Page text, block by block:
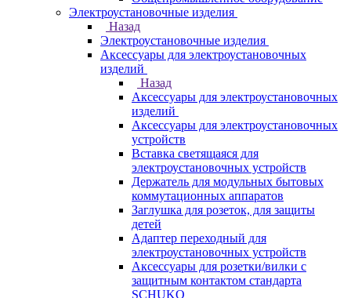
Электроустановочные изделия
Назад
Электроустановочные изделия
Аксессуары для электроустановочных
изделий
Назад
Аксессуары для электроустановочных
изделий
Аксессуары для электроустановочных
устройств
Вставка светящаяся для
электроустановочных устройств
Держатель для модульных бытовых
коммутационных аппаратов
Заглушка для розеток, для защиты
детей
Адаптер переходный для
электроустановочных устройств
Аксессуары для розетки/вилки с
защитным контактом стандарта
SCHUKO